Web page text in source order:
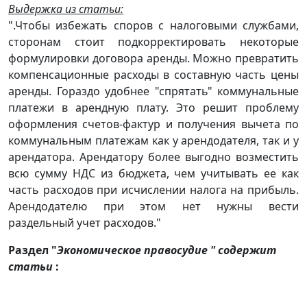
Выдержка из статьи:
".Чтобы избежать споров с налоговыми службами,
сторонам стоит подкорректировать некоторые
формулировки договора аренды. Можно превратить
компенсационные расходы в составную часть цены
аренды. Гораздо удобнее "спрятать" коммунальные
платежи в арендную плату. Это решит проблему
оформления счетов-фактур и получения вычета по
коммунальным платежам как у арендодателя, так и у
арендатора. Арендатору более выгодно возместить
всю сумму НДС из бюджета, чем учитывать ее как
часть расходов при исчислении налога на прибыль.
Арендодателю при этом нет нужны вести
раздельный учет расходов."
Раздел "Экономическое правосудие " содержит
статьи :